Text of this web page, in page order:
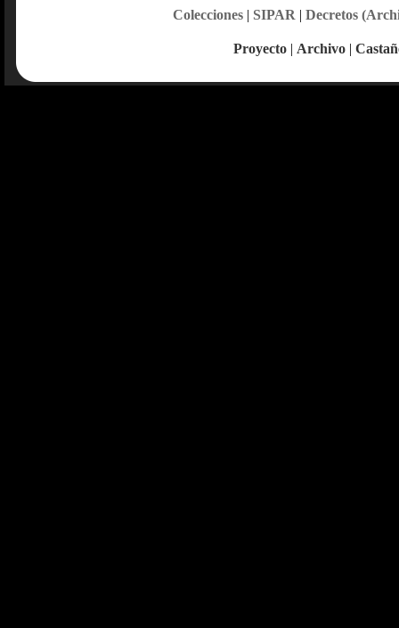
Colecciones| SIPAR | Decretos
Proyecto | Archivo |